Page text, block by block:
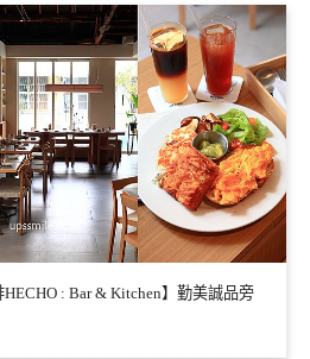
: Bar & Kitchen】勤美誠品旁